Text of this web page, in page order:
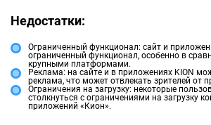
Недостатки:
Ограниченный функционал: сайт и
ограниченный функционал, особенно в
крупными платформами.
Реклама: на сайте и в приложениях KION
реклама, что может отвлекать зрителей от
Ограничения на загрузку: некоторые
столкнуться с ограничениями на загрузку
приложений «Кион».